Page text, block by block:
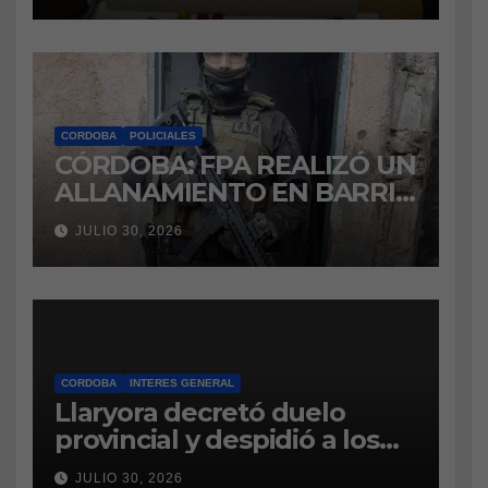
CORDOBA POLICIALES
CÓRDOBA: FPA REALIZÓ UN
ALLANAMIENTO EN BARRIO
VILLA BOEDO
RELACIONADO CON UNA
CAUSA DE DROGAS EN LA
CÁRCEL DE BOUWER
JULIO 30, 2026
CORDOBA INTERES GENERAL
Llaryora decretó duelo
provincial y despidió a los
bomberos cordobeses
JULIO 30, 2026